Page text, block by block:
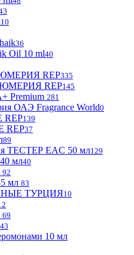
10
36
Oil 10 ml40
REP335
REP145
Premium 281
ОАЭ Fragrance World0
REP139
REP37
89
ТЕСТЕР EAC 50 мл129
мл40
92
мл 83
ТУРЦИЯ10
69
43
10 мл